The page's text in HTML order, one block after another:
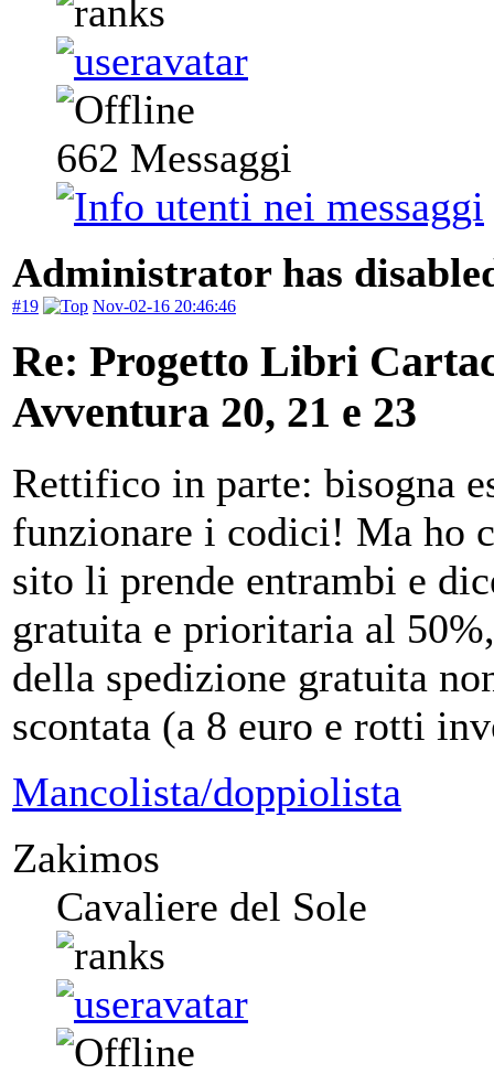
662 Messaggi
Administrator has
#19 Nov-02-16 20:46:46
Re: Progetto Libri
Avventura 20, 21 e 23
Rettifico in parte: bisogna
funzionare i codici! Ma ho
sito li prende entrambi e
gratuita e prioritaria al
della spedizione gratuita
scontata (a 8 euro e rotti
Mancolista/doppiolista
Zakimos
Cavaliere del Sole